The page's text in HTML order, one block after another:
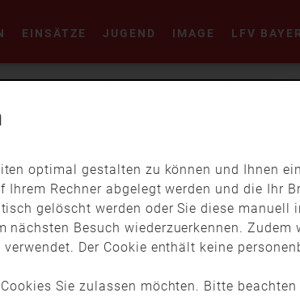
EINSÄTZE JUGEND IMAGE LFV
optimal gestalten zu können und Ihnen
Rechner abgelegt werden und die Ihr
gelöscht werden oder Sie diese manuell
nächsten Besuch wiederzuerkennen.
Der Cookie enthält keine
Sie zulassen möchten. Bitte